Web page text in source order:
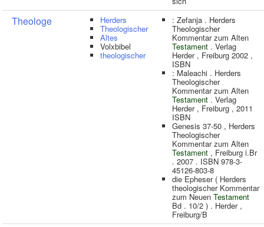
Theologe Herders
Theologischer
Altes
Volxbibel
theologischer
: Zefanja . Herders
Theologischer
Kommentar zum Alten
Testament . Verlag
Herder , Freiburg 2002 ,
ISBN
: Maleachi . Herders
Theologischer
Kommentar zum Alten
Testament . Verlag
Herder , Freiburg , 2011
ISBN
Genesis 37-50 , Herders
Theologischer
Kommentar zum Alten
Testament , Freiburg i.Br
. 2007 . ISBN 978-3-
45126-803-8
die Epheser ( Herders
theologischer Kommentar
zum Neuen Testament
Bd . 10/2 ) . Herder ,
Freiburg/B